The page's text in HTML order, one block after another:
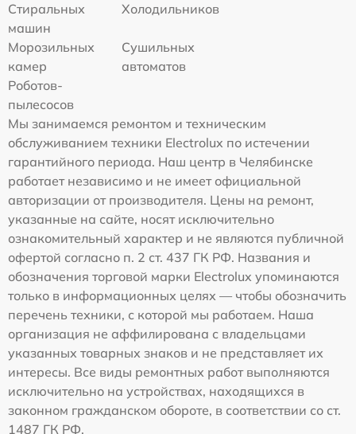
Стиральных
машин
Холодильников
Морозильных
камер
Сушильных
автоматов
Роботов-
пылесосов
Мы занимаемся ремонтом и техническим
обслуживанием техники Electrolux по истечении
гарантийного периода. Наш центр в Челябинске
работает независимо и не имеет официальной
авторизации от производителя. Цены на ремонт,
указанные на сайте, носят исключительно
ознакомительный характер и не являются публичной
офертой согласно п. 2 ст. 437 ГК РФ. Названия и
обозначения торговой марки Electrolux упоминаются
только в информационных целях — чтобы обозначить
перечень техники, с которой мы работаем. Наша
организация не аффилирована с владельцами
указанных товарных знаков и не представляет их
интересы. Все виды ремонтных работ выполняются
исключительно на устройствах, находящихся в
законном гражданском обороте, в соответствии со ст.
1487 ГК РФ.